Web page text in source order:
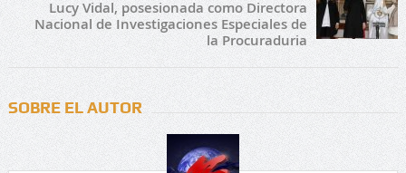
Lucy Vidal, posesionada como Directora
Nacional de Investigaciones Especiales de
la Procuraduria
SOBRE EL AUTOR